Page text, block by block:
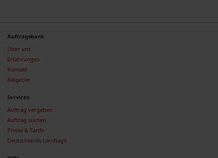
Auftragsbank
Über uns
Erfahrungen
Kontakt
Ratgeber
Services
Auftrag vergeben
Auftrag suchen
Preise & Tarife
Deutschlands Landtage